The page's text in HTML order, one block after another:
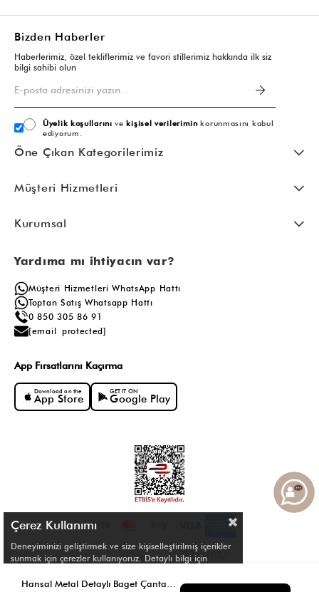
Bizden Haberler
Haberlerimiz, özel tekliflerimiz ve favori stillerimiz hakkında ilk siz
bilgi sahibi olun
Üyelik koşullarını vekişisel verileriminkorunmasını kabul
ediyorum.
Öne Çıkan Kategorilerimiz
Müşteri Hizmetleri
Kurumsal
Yardıma mı ihtiyacın var?
Müşteri Hizmetleri WhatsApp Hattı
Toptan Satış Whatsapp Hattı
0 850 305 86 91
[email protected]
App Fırsatlarını Kaçırma
Download on the
App Store
GET IT ON
Google Play
Çerez Kullanımı
Deneyiminizi geliştirmek ve size kişiselleştirilmiş içerikler
sunmak için çerezler kullanıyoruz. Detaylı bilgi için